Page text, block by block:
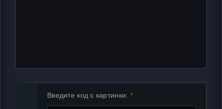
Введите код с картинки: